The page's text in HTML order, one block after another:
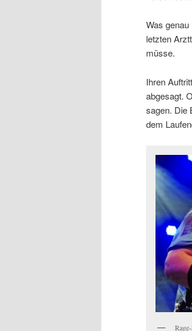
Was
letzten
müsse.
Ihren
abgesagt.
sagen. Die
dem